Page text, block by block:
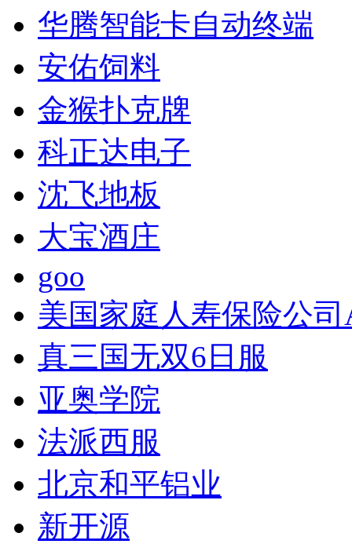
华腾智能卡自动终端
安佑饲料
金猴扑克牌
科正达电子
沈飞地板
大宝酒庄
goo
美国家庭人寿保险公
真三国无双6日服
亚奥学院
法派西服
北京和平铝业
新开源